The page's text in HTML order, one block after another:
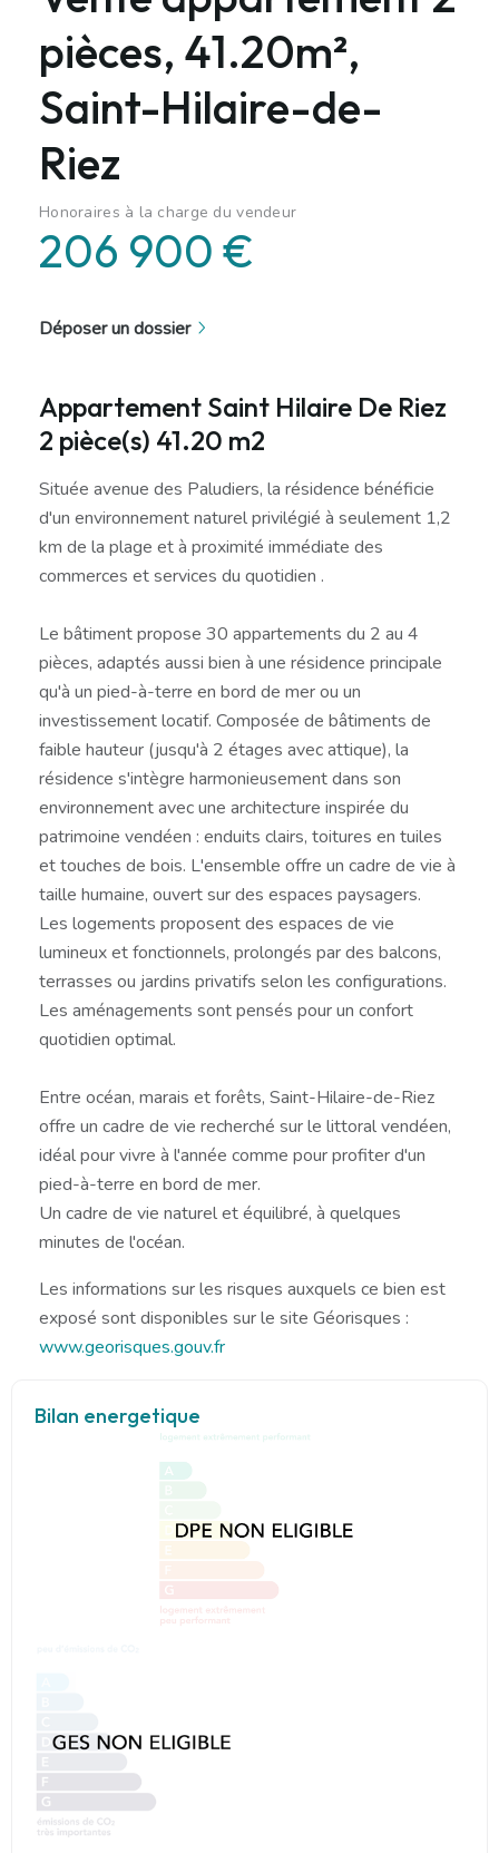
pièces, 41.20m²,
Saint-Hilaire-de-
Riez
Honoraires à la charge du vendeur
206 900 €
Déposer un dossier
Appartement Saint Hilaire De Riez
2 pièce(s) 41.20 m2
Située avenue des Paludiers, la résidence bénéficie
d'un environnement naturel privilégié à seulement 1,2
km de la plage et à proximité immédiate des
commerces et services du quotidien .
Le bâtiment propose 30 appartements du 2 au 4
pièces, adaptés aussi bien à une résidence principale
qu'à un pied-à-terre en bord de mer ou un
investissement locatif. Composée de bâtiments de
faible hauteur (jusqu'à 2 étages avec attique), la
résidence s'intègre harmonieusement dans son
environnement avec une architecture inspirée du
patrimoine vendéen : enduits clairs, toitures en tuiles
et touches de bois. L'ensemble offre un cadre de vie à
taille humaine, ouvert sur des espaces paysagers.
Les logements proposent des espaces de vie
lumineux et fonctionnels, prolongés par des balcons,
terrasses ou jardins privatifs selon les configurations.
Les aménagements sont pensés pour un confort
quotidien optimal.
Entre océan, marais et forêts, Saint-Hilaire-de-Riez
offre un cadre de vie recherché sur le littoral vendéen,
idéal pour vivre à l'année comme pour profiter d'un
pied-à-terre en bord de mer.
Un cadre de vie naturel et équilibré, à quelques
minutes de l'océan.
Les informations sur les risques auxquels ce bien est
exposé sont disponibles sur le site Géorisques :
www.georisques.gouv.fr
Bilan energetique